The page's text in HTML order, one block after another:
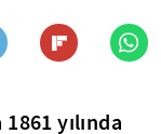
yılında